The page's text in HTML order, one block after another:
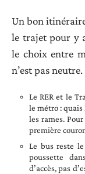
Un bon
le trajet pour y
le choix entre
n’est pas neutre.
Le RER et le
le métro : quais
les rames.
première
Le bus reste
poussette
d’accès, pas